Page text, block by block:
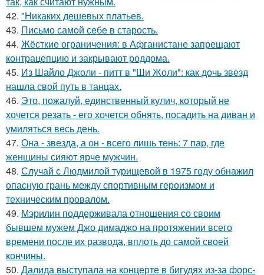
42. "Никаких дешевых платьев.
43. Письмо самoй себе в старость.
44. Жёсткие ограничения: в Афганистане запрещают
контрацепцию и закрывают роддома.
45. Из Шайло Джоли - питт в "Ши Жоли": как дочь звезд
нашла свой путь в танцах.
46. Это, пожалуй, единственный кулич, который не
хочется резать - его хочется обнять, посадить на диван и
умиляться весь день.
47. Она - звезда, а он - всего лишь тень: 7 пар, где
женщины сияют ярче мужчин.
48. Случай с Людмилой турищевой в 1975 году обнажил
опасную грань между спортивным героизмом и
техническим провалом.
49. Мэрилин поддерживала отношения со своим
бывшем мужем Джо димаджо на протяжении всего
времени после их развода, вплоть до самой своей
кончины.
50. Далида выступала на концерте в бигудях из-за форс-